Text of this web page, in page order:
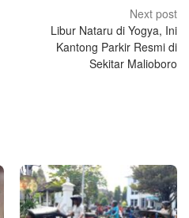
Next post
Libur Nataru di Yogya, Ini
Kantong Parkir Resmi di
Sekitar Malioboro